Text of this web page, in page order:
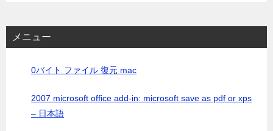
メニュー
0バイト ファイル 復元 mac
2007 microsoft office add-in: microsoft save as pdf or xps
– 日本語